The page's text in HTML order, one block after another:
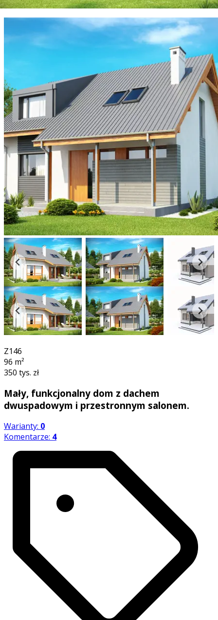
Z146
96 m²
350 tys. zł
Mały, funkcjonalny dom z dachem
dwuspadowym i przestronnym salonem.
Warianty: 0
Komentarze: 4